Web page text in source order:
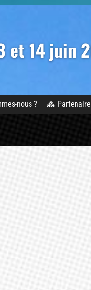
et 14 juin
nous ?